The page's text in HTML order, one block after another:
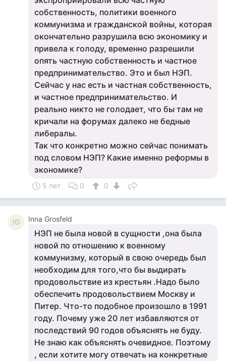
собственность, политики военного
коммунизма и гражданской войны, которая
окончательно разрушила всю экономику и
привела к голоду, временно разрешили
опять частную собственность и частное
предпринимательство. Это и был НЭП.
Сейчас у нас есть и частная собственность,
и частное предпринимательство. И
реально никто не голодает, что бы там не
кричали на форумах далеко не бедные
либералы.
Так что конкретно можно сейчас понимать
под словом НЭП? Какие именно реформы в
экономике?
5 лет 0 0
IG Inna Grosfeld
НЭП не была новой в сущности ,она была
новой по отношению к военному
коммунизму, который в свою очередь был
необходим для того,что бы выдирать
продовольствие из крестьян .Надо было
обеспечить продовольствием Москву и
Питер. Что-то подобное произошло в 1991
году. Почему уже 20 лет избавляются от
последствий 90 годов объяснять не буду.
Не знаю как объяснять очевидное. Поэтому
, если хотите могу отвечать на конкретные